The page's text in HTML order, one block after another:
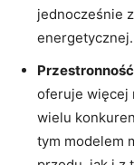
jednocześnie
energetycznej.
oferuje więcej
wielu
tym modelem